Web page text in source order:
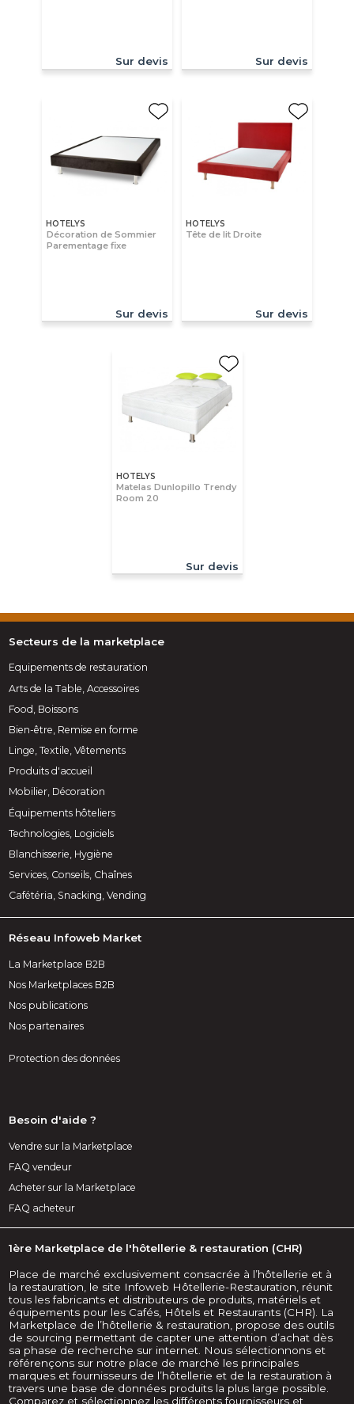
Sur devis Sur devis
HOTELYS
Décoration de Sommier
Parementage fixe
Sur devis
HOTELYS
Tête de lit Droite
Sur devis
HOTELYS
Matelas Dunlopillo Trendy
Room 20
Sur devis
Secteurs de la marketplace
Equipements de restauration
Arts de la Table, Accessoires
Food, Boissons
Bien-être, Remise en forme
Linge, Textile, Vêtements
Produits d'accueil
Mobilier, Décoration
Équipements hôteliers
Technologies, Logiciels
Blanchisserie, Hygiène
Services, Conseils, Chaînes
Cafétéria, Snacking, Vending
Réseau Infoweb Market
La Marketplace B2B
Nos Marketplaces B2B
Nos publications
Nos partenaires
Protection des données
Besoin d'aide ?
Vendre sur la Marketplace
FAQ vendeur
Acheter sur la Marketplace
FAQ acheteur
1ère Marketplace de l'hôtellerie & restauration (CHR)
Place de marché exclusivement consacrée à l’hôtellerie et à
la restauration, le site Infoweb Hôtellerie-Restauration, réunit
tous les fabricants et distributeurs de produits, matériels et
équipements pour les Cafés, Hôtels et Restaurants (CHR). La
Marketplace de l’hôtellerie & restauration, propose des outils
de sourcing permettant de capter une attention d’achat dès
sa phase de recherche sur internet. Nous sélectionnons et
référençons sur notre place de marché les principales
marques et fournisseurs de l’hôtellerie et de la restauration à
travers une base de données produits la plus large possible.
Comparez et sélectionnez les différents fournisseurs et